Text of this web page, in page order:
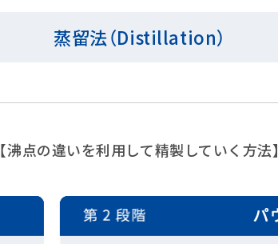
蒸留法（Distillation）
【沸点の違いを利用して精製していく方法】